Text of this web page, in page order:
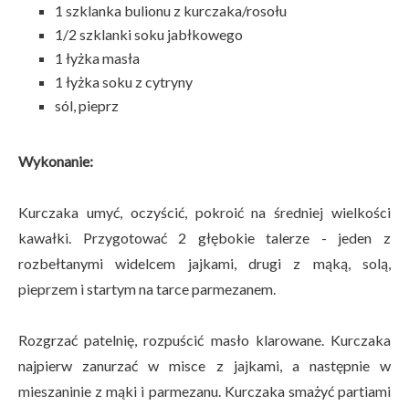
1 szklanka bulionu z kurczaka/rosołu
1/2 szklanki soku jabłkowego
1 łyżka masła
1 łyżka soku z cytryny
sól, pieprz
Wykonanie:
Kurczaka umyć, oczyścić, pokroić na średniej wielkości
kawałki. Przygotować 2 głębokie talerze - jeden z
rozbełtanymi widelcem jajkami, drugi z mąką, solą,
pieprzem i startym na tarce parmezanem.
Rozgrzać patelnię, rozpuścić masło klarowane. Kurczaka
najpierw zanurzać w misce z jajkami, a następnie w
mieszaninie z mąki i parmezanu. Kurczaka smażyć partiami